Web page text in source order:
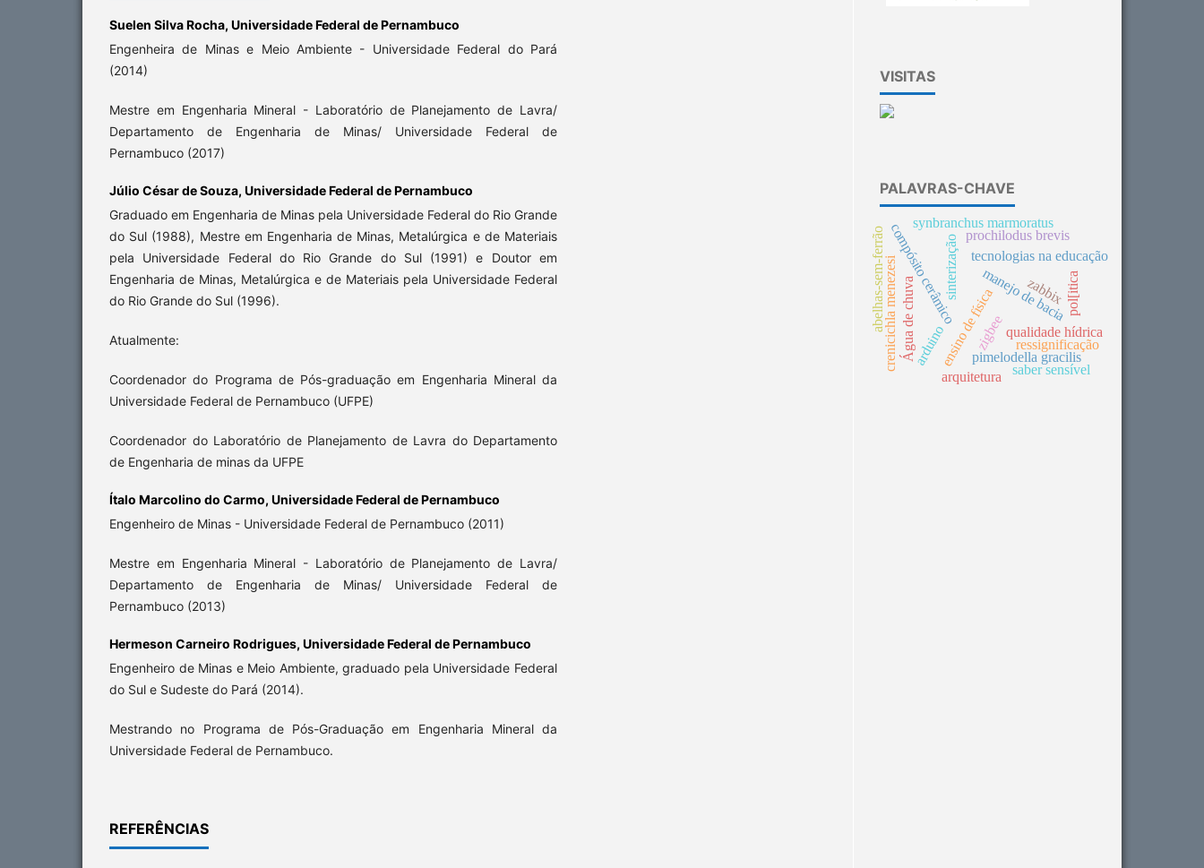
Suelen Silva Rocha, Universidade Federal de Pernambuco
Engenheira de Minas e Meio Ambiente - Universidade Federal do Pará
(2014)
Mestre em Engenharia Mineral - Laboratório de Planejamento de Lavra/
Departamento de Engenharia de Minas/ Universidade Federal de
Pernambuco (2017)
Júlio César de Souza, Universidade Federal de Pernambuco
Graduado em Engenharia de Minas pela Universidade Federal do Rio Grande
do Sul (1988), Mestre em Engenharia de Minas, Metalúrgica e de Materiais
pela Universidade Federal do Rio Grande do Sul (1991) e Doutor em
Engenharia de Minas, Metalúrgica e de Materiais pela Universidade Federal
do Rio Grande do Sul (1996).
Atualmente:
Coordenador do Programa de Pós-graduação em Engenharia Mineral da
Universidade Federal de Pernambuco (UFPE)
Coordenador do Laboratório de Planejamento de Lavra do Departamento
de Engenharia de minas da UFPE
Ítalo Marcolino do Carmo, Universidade Federal de Pernambuco
Engenheiro de Minas - Universidade Federal de Pernambuco (2011)
Mestre em Engenharia Mineral - Laboratório de Planejamento de Lavra/
Departamento de Engenharia de Minas/ Universidade Federal de
Pernambuco (2013)
Hermeson Carneiro Rodrigues, Universidade Federal de Pernambuco
Engenheiro de Minas e Meio Ambiente, graduado pela Universidade Federal
do Sul e Sudeste do Pará (2014).
Mestrando no Programa de Pós-Graduação em Engenharia Mineral da
Universidade Federal de Pernambuco.
REFERÊNCIAS
VISITAS
PALAVRAS-CHAVE
ensino de física qualidade hídrica
manejo de bacia
tecnologias na educação
compósito cerâmico
sinterização
zigbee
zabbixpol[itica
Água de chuva
ressignificação
pimelodella gracilis
prochilodus brevis
crenicichla menezesi
synbranchus marmoratus
saber sensível
abelhas-sem-ferrão
arquitetura
arduino